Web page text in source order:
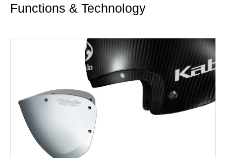
Functions & Technology